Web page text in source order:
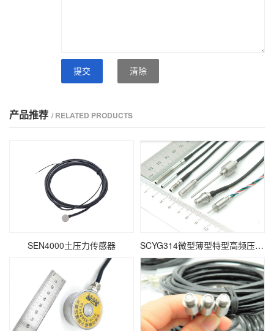
提交 清除
产品推荐 / RELATED PRODUCTS
SEN4000土压力传感器 SCYG314微型薄型特型高频压力传感器